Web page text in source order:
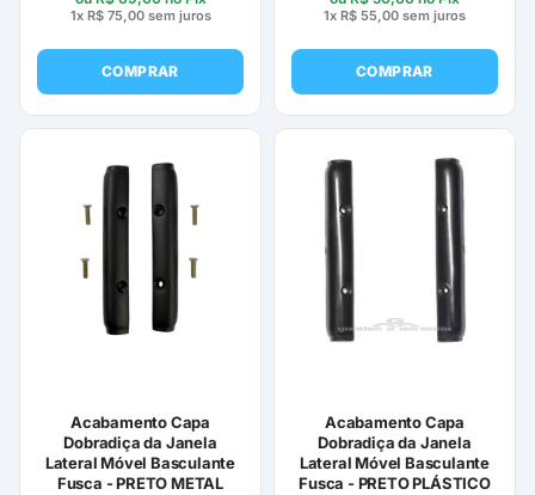
1x R$75,00sem juros
COMPRAR
1x R$ 55,00 sem juros
COMPRAR
Acabamento Capa
Dobradiça da Janela
Lateral Móvel Basculante
Fusca - PRETO METAL
Acabamento Capa
Dobradiça da Janela
Lateral Móvel Basculante
Fusca - PRETO PLÁSTICO